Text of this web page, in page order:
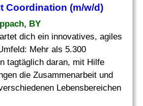
Coordination (m/w/d)
BY
dich ein innovatives, agiles
Mehr als 5.300
tagtäglich daran, mit Hilfe
die Zusammenarbeit und
Lebensbereichen